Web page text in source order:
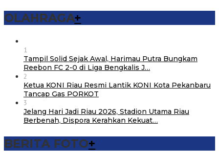
OLAHRAGA+
1
Tampil Solid Sejak Awal, Harimau Putra Bungkam
Reebon FC 2-0 di Liga Bengkalis J…
2
Ketua KONI Riau Resmi Lantik KONI Kota Pekanbaru
Tancap Gas PORKOT
3
Jelang Hari Jadi Riau 2026, Stadion Utama Riau
Berbenah, Dispora Kerahkan Kekuat…
BERITA FOTO+